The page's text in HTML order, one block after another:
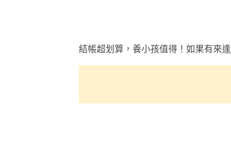
結帳超划算，養小孩值得！如果有來